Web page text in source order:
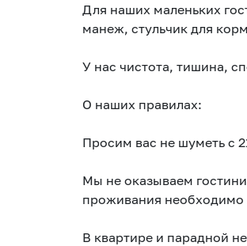
Для наших маленьких гостей,
манеж, стульчик для
У нас чистота, тишина,
О наших правилах:
Просим вас не шуметь с
Мы не оказываем
проживания необходимо
В квартире и парадной